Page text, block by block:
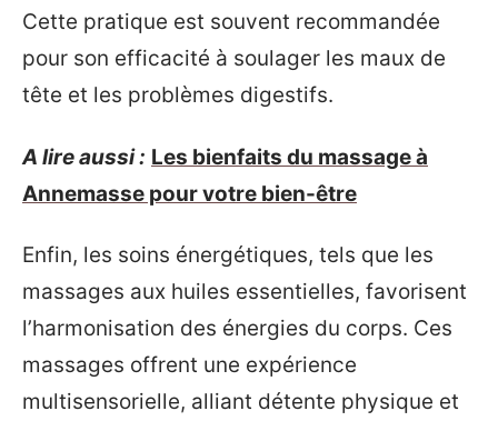
Cette pratique est souvent recommandée
pour son efficacité à soulager les maux de
tête et les problèmes digestifs.
A lire aussi : Les bienfaits du massage à
Annemasse pour votre bien-être
Enfin, les soins énergétiques, tels que les
massages aux huiles essentielles, favorisent
l’harmonisation des énergies du corps. Ces
massages offrent une expérience
multisensorielle, alliant détente physique et